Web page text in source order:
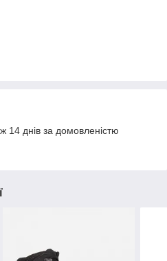
14 днів за домовленістю